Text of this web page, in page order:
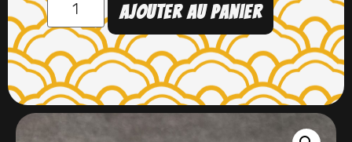
Ajouter au panier